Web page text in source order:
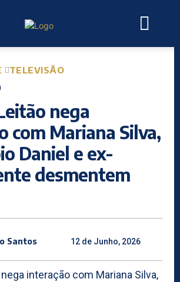
TELEVISÃO
nega
com Mariana Silva,
Daniel e ex-
desmentem
Santos 12 de Junho, 2026
interação com Mariana Silva,